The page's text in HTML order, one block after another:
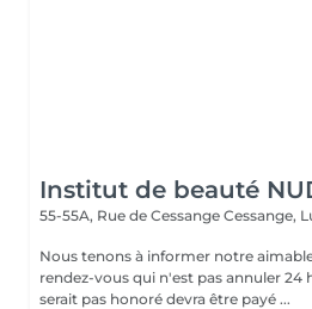
Institut de beauté
55-55A, Rue de Cessange Cessange,
Nous tenons à informer notre
rendez-vous qui n'est pas annuler 24
serait pas honoré devra être payé ...